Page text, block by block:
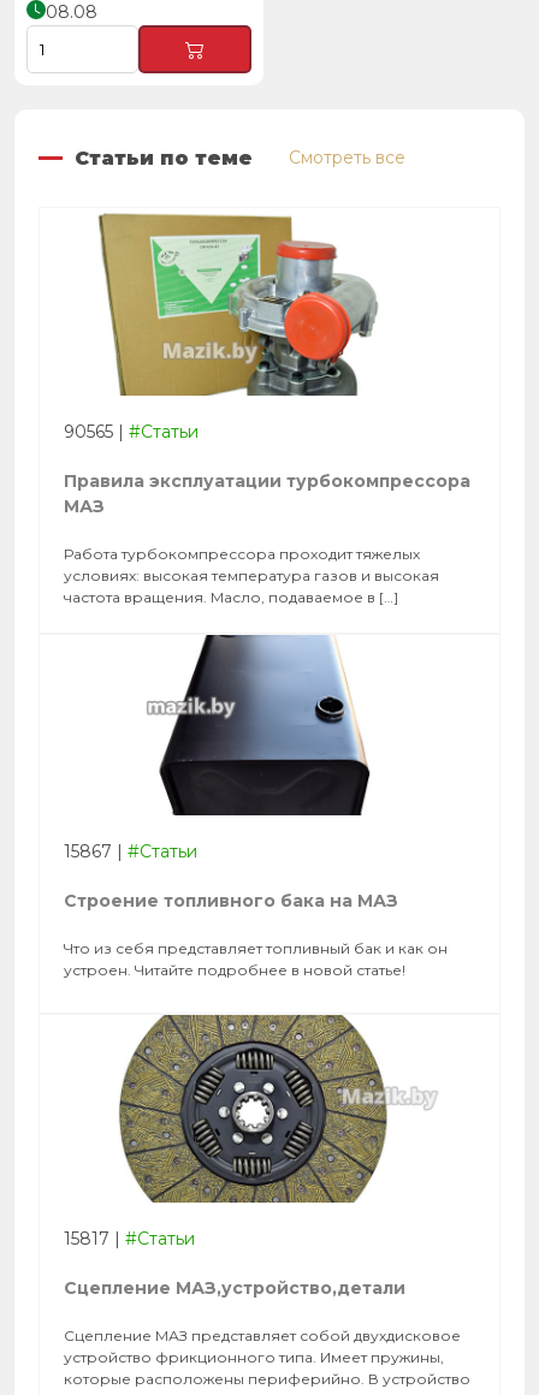
08.08
Статьи по теме Смотреть все
90565 | #Статьи
Правила эксплуатации турбокомпрессора
МАЗ
Работа турбокомпрессора проходит тяжелых
условиях: высокая температура газов и высокая
частота вращения. Масло, подаваемое в […]
15867 | #Статьи
Строение топливного бака на МАЗ
Что из себя представляет топливный бак и как он
устроен. Читайте подробнее в новой статье!
15817 | #Статьи
Сцепление МАЗ,устройство,детали
Сцепление МАЗ представляет собой двухдисковое
устройство фрикционного типа. Имеет пружины,
которые расположены периферийно. В устройство